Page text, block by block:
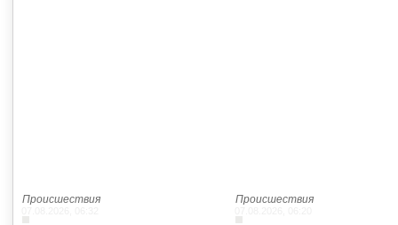
Происшествия Происшествия